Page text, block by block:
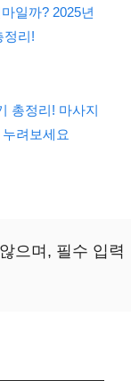
일까? 2025년
정리!
총정리! 마사지
려보세요
으며, 필수 입력